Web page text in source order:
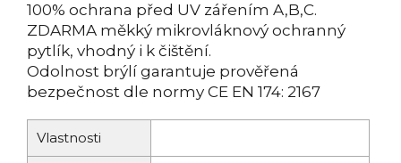
100% ochrana před UV zářením A,B,C.
ZDARMA měkký mikrovláknový ochranný
pytlík, vhodný i k čištění.
Odolnost brýlí garantuje prověřená
bezpečnost dle normy CE EN 174: 2167
Vlastnosti